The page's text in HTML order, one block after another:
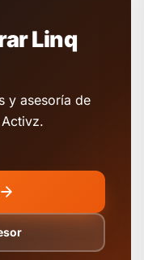
Linq
y asesoría de